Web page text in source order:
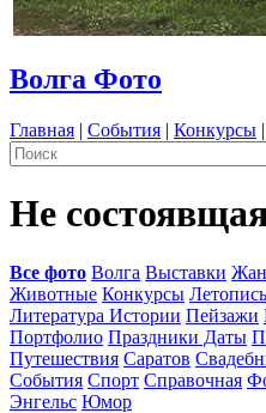
Волга Фото
Главная | События | Конкурсы |
Не
Все фото Волга Выставки
Животные Конкурсы Летопись
Литература Истории Пейзажи
Портфолио Праздники Даты
Путешествия Саратов
События Спорт Справочная
Энгельс Юмор